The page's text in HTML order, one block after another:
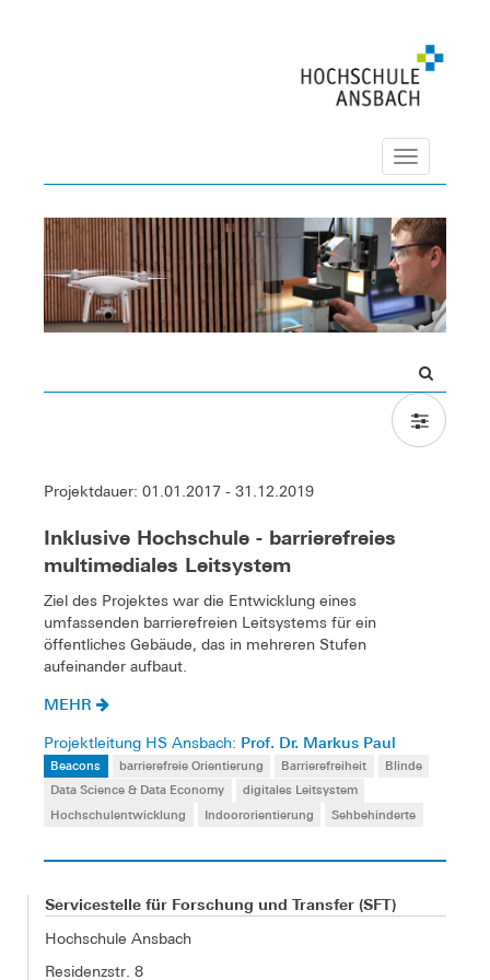
Navigation
Projektdauer: 01.01.2017 - 31.12.2019
Inklusive Hochschule - barrierefreies
multimediales Leitsystem
Ziel des Projektes war die Entwicklung eines
umfassenden barrierefreien Leitsystems für ein
öffentliches Gebäude, das in mehreren Stufen
aufeinander aufbaut.
MEHR
Projektleitung HS Ansbach: Prof. Dr. Markus Paul
Beacons barrierefreie Orientierung Barrierefreiheit
Blinde
Data Science & Data Economy
digitales Leitsystem
Hochschulentwicklung
Indoororientierung Sehbehinderte
Servicestelle für Forschung und Transfer (SFT)
Hochschule Ansbach
Residenzstr. 8